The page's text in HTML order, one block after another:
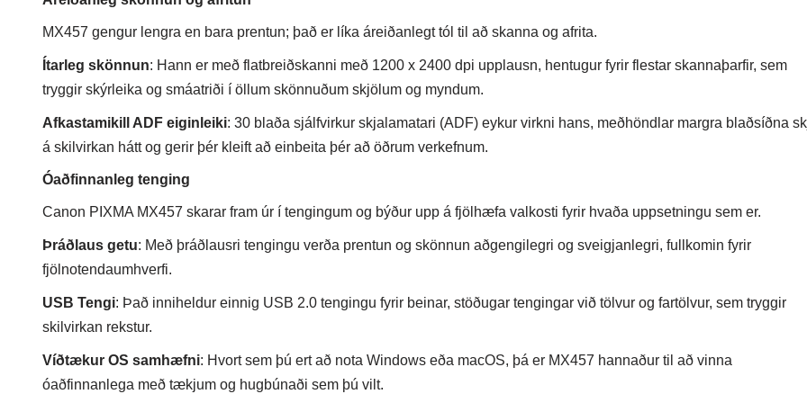
MX457 gengur lengra en bara prentun; það er líka áreiðanlegt tól til að skanna og afrita.
Ítarleg skönnun: Hann er með flatbreiðskanni með 1200 x 2400 dpi upplausn, hentugur fyrir flestar skannaþarfir, sem
tryggir skýrleika og smáatriði í öllum skönnuðum skjölum og myndum.
Afkastamikill ADF eiginleiki: 30 blaða sjálfvirkur skjalamatari (ADF) eykur virkni hans, meðhöndlar margra blaðsíðna
á skilvirkan hátt og gerir þér kleift að einbeita þér að öðrum verkefnum.
Óaðfinnanleg tenging
Canon PIXMA MX457 skarar fram úr í tengingum og býður upp á fjölhæfa valkosti fyrir hvaða uppsetningu sem er.
Þráðlaus getu: Með þráðlausri tengingu verða prentun og skönnun aðgengilegri og sveigjanlegri, fullkomin fyrir
fjölnotendaumhverfi.
USB Tengi: Það inniheldur einnig USB 2.0 tengingu fyrir beinar, stöðugar tengingar við tölvur og fartölvur, sem tryggir
skilvirkan rekstur.
Víðtækur OS samhæfni: Hvort sem þú ert að nota Windows eða macOS, þá er MX457 hannaður til að vinna
óaðfinnanlega með tækjum og hugbúnaði sem þú vilt.